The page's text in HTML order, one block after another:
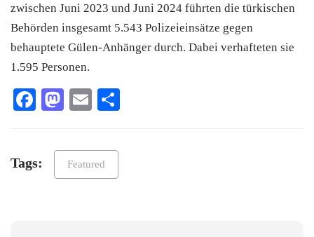
zwischen Juni 2023 und Juni 2024 führten die türkischen
Behörden insgesamt 5.543 Polizeieinsätze gegen
behauptete Gülen-Anhänger durch. Dabei verhafteten sie
1.595 Personen.
Facebook
Mastodon
Email
Tags: Featured